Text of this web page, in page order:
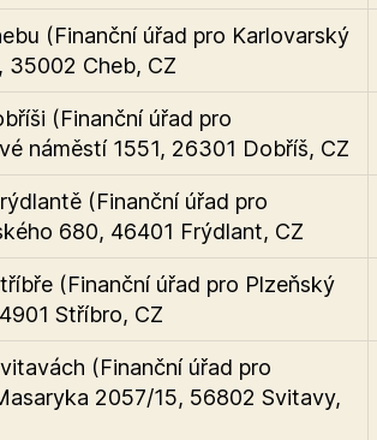
(Finanční úřad pro Karlovarský
Cheb, CZ
(Finanční úřad pro
náměstí 1551, 26301 Dobříš, CZ
(Finanční úřad pro
680, 46401 Frýdlant, CZ
(Finanční úřad pro Plzeňský
Stříbro, CZ
(Finanční úřad pro
2057/15, 56802 Svitavy,